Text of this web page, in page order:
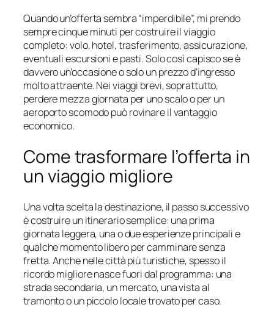
Quando un’offerta sembra “imperdibile”, mi prendo
sempre cinque minuti per costruire il viaggio
completo: volo, hotel, trasferimento, assicurazione,
eventuali escursioni e pasti. Solo così capisco se è
davvero un’occasione o solo un prezzo d’ingresso
molto attraente. Nei viaggi brevi, soprattutto,
perdere mezza giornata per uno scalo o per un
aeroporto scomodo può rovinare il vantaggio
economico.
Come trasformare l’offerta in
un viaggio migliore
Una volta scelta la destinazione, il passo successivo
è costruire un itinerario semplice: una prima
giornata leggera, una o due esperienze principali e
qualche momento libero per camminare senza
fretta. Anche nelle città più turistiche, spesso il
ricordo migliore nasce fuori dal programma: una
strada secondaria, un mercato, una vista al
tramonto o un piccolo locale trovato per caso.